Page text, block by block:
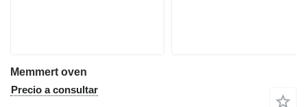
Memmert oven
Precio a consultar